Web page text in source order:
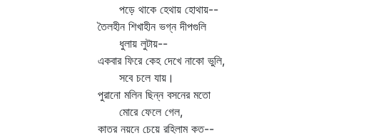
পড়ে থাকে হেথায় হোথায়--
তৈলহীন শিখাহীন ভগ্ন দীপগুলি
ধুলায় লুটায়--
একবার ফিরে কেহ দেখে নাকো ভুলি,
সবে চলে যায়।
পুরানো মলিন ছিন্ন বসনের মতো
মোরে ফেলে গেল,
কাতর নয়নে চেয়ে রহিলাম কত--